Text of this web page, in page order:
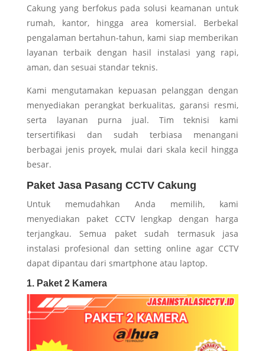
Cakung yang berfokus pada solusi keamanan untuk
rumah, kantor, hingga area komersial. Berbekal
pengalaman bertahun-tahun, kami siap memberikan
layanan terbaik dengan hasil instalasi yang rapi,
aman, dan sesuai standar teknis.
Kami mengutamakan kepuasan pelanggan dengan
menyediakan perangkat berkualitas, garansi resmi,
serta layanan purna jual. Tim teknisi kami
tersertifikasi dan sudah terbiasa menangani
berbagai jenis proyek, mulai dari skala kecil hingga
besar.
Paket Jasa Pasang CCTV Cakung
Untuk memudahkan Anda memilih, kami
menyediakan paket CCTV lengkap dengan harga
terjangkau. Semua paket sudah termasuk jasa
instalasi profesional dan setting online agar CCTV
dapat dipantau dari smartphone atau laptop.
1. Paket 2 Kamera